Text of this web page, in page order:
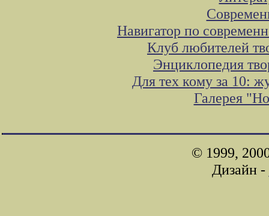
Навигатор по
Клуб любителей
Энциклопедия
Для тех кому за 10:
Галерея
© 1999,
Дизайн -